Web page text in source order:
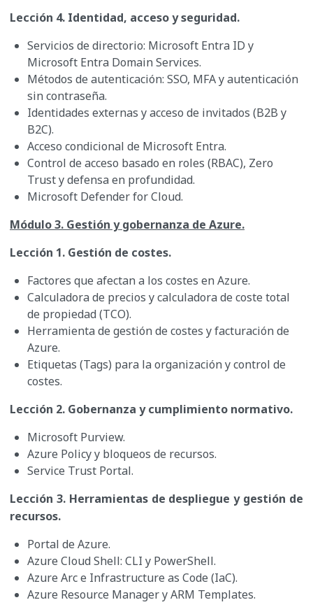
Lección 4. Identidad, acceso y seguridad.
Servicios de directorio: Microsoft Entra ID y
Microsoft Entra Domain Services.
Métodos de autenticación: SSO, MFA y autenticación
sin contraseña.
Identidades externas y acceso de invitados (B2B y
B2C).
Acceso condicional de Microsoft Entra.
Control de acceso basado en roles (RBAC), Zero
Trust y defensa en profundidad.
Microsoft Defender for Cloud.
Módulo 3. Gestión y gobernanza de Azure.
Lección 1. Gestión de costes.
Factores que afectan a los costes en Azure.
Calculadora de precios y calculadora de coste total
de propiedad (TCO).
Herramienta de gestión de costes y facturación de
Azure.
Etiquetas (Tags) para la organización y control de
costes.
Lección 2. Gobernanza y cumplimiento normativo.
Microsoft Purview.
Azure Policy y bloqueos de recursos.
Service Trust Portal.
Lección 3. Herramientas de despliegue y gestión de
recursos.
Portal de Azure.
Azure Cloud Shell: CLI y PowerShell.
Azure Arc e Infrastructure as Code (IaC).
Azure Resource Manager y ARM Templates.